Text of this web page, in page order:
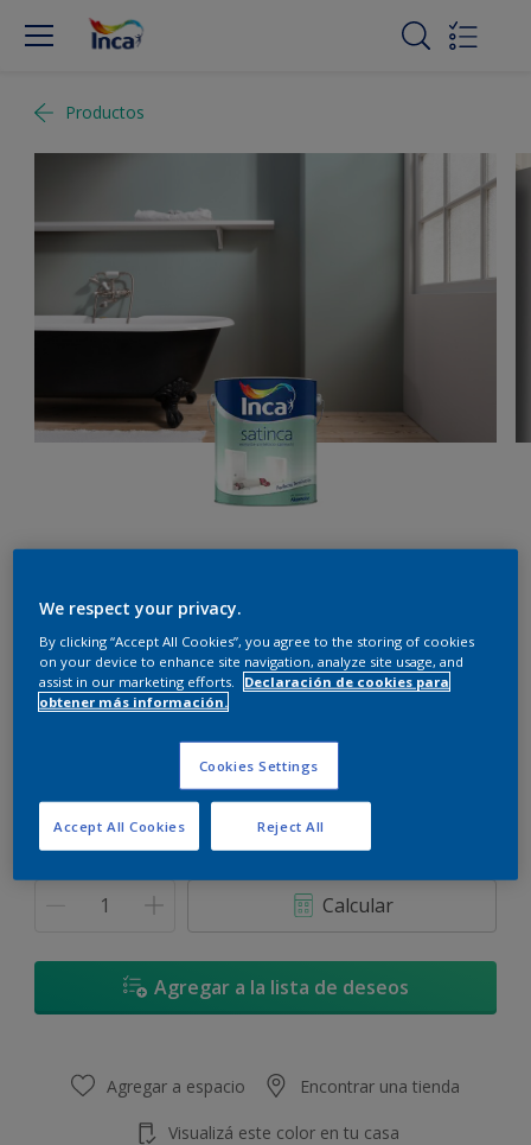
Productos
Azul Celestial - 70BG 68/056
Cambiar de color
900 ML
Calcular
Agregar a la lista de deseos
Agregar a espacio Encontrar una tienda
Visualizá este color en tu casa
We respect your privacy.
By clicking “Accept All Cookies”, you agree to the storing of cookies
on your device to enhance site navigation, analyze site usage, and
assist in our marketing efforts.
Declaración de cookies para
obtener más información.
Cookies Settings
Reject All
Accept All Cookies